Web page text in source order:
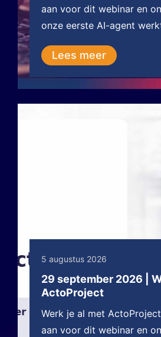
aan voor dit webinar en
onze eerste AI-agent
Lees meer
5 augustus 2026
29 september 2026 |
ActoProject
Werk je al met
aan voor dit webinar en